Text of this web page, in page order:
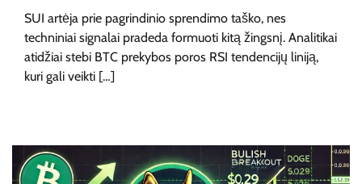
SUI artėja prie pagrindinio sprendimo taško, nes
techniniai signalai pradeda formuoti kitą žingsnį. Analitikai
atidžiai stebi BTC prekybos poros RSI tendencijų liniją,
kuri gali veikti […]